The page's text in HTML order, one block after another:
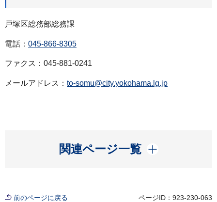
戸塚区総務部総務課
電話： 045-866-8305
ファクス：045-881-0241
メールアドレス： to-somu@city.yokohama.lg.jp
関連ページ一覧
開く
前のページに戻る ページID：923-230-063